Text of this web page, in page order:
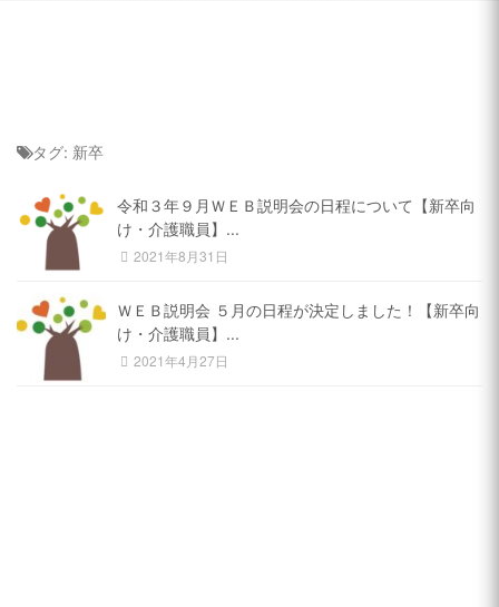
地域包括支援センター
タグ: 新卒
令和３年９月ＷＥＢ説明会の日程について【新卒向
け・介護職員】...
2021年8月31日
ＷＥＢ説明会 ５月の日程が決定しました！【新卒向
け・介護職員】...
2021年4月27日